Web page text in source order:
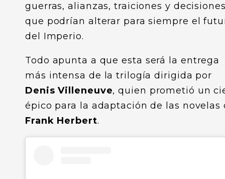
guerras, alianzas, traiciones y
que podrían alterar para siempre el
del Imperio.
Todo apunta a que esta será la entrega
más intensa de la trilogía dirigida por
Denis Villeneuve, quien prometió un
épico para la adaptación de las novelas
Frank Herbert.